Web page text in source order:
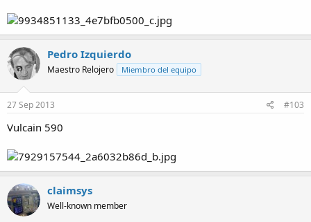
Pedro Izquierdo
Maestro Relojero Miembro del equipo
27 Sep 2013 #103
Vulcain 590
claimsys
Well-known member